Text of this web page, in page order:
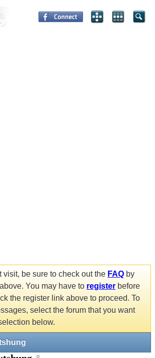
visit, be sure to check out the FAQ by
You may have to register before
the register link above to proceed. To
select the forum that you want
below.